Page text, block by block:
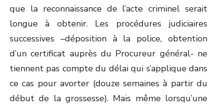
que la reconnaissance de l’acte criminel serait
longue à obtenir. Les procédures judiciaires
successives –déposition à la police, obtention
d’un certificat auprès du Procureur général- ne
tiennent pas compte du délai qui s’applique dans
ce cas pour avorter (douze semaines à partir du
début de la grossesse). Mais même lorsqu’une